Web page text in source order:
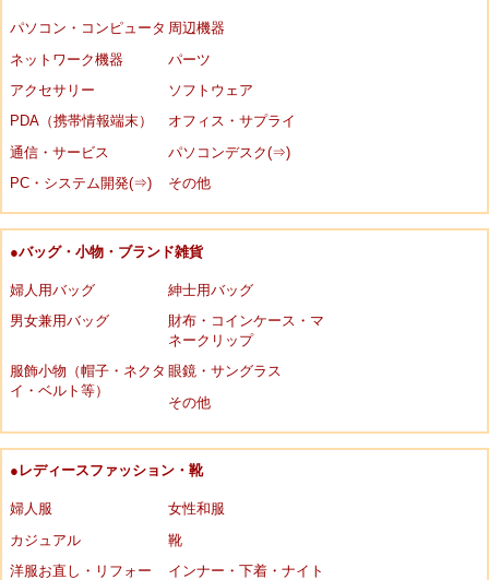
パソコン・コンピュータ 周辺機器
ネットワーク機器
パーツ
アクセサリー
ソフトウェア
PDA（携帯情報端末）
オフィス・サプライ
通信・サービス
パソコンデスク(⇒)
PC・システム開発(⇒)
その他
●バッグ・小物・ブランド雑貨
婦人用バッグ
紳士用バッグ
男女兼用バッグ
財布・コインケース・マ
ネークリップ
服飾小物（帽子・ネクタ
イ・ベルト等）
眼鏡・サングラス
その他
●レディースファッション・靴
婦人服
女性和服
カジュアル
靴
洋服お直し・リフォー
インナー・下着・ナイト